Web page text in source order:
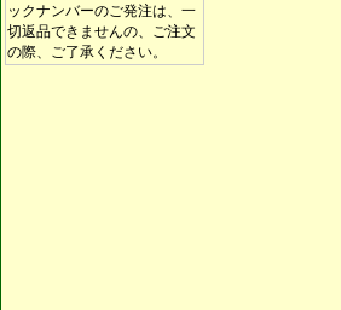
ックナンバーのご発注は、一
切返品できませんの、ご注文
の際、ご了承ください。